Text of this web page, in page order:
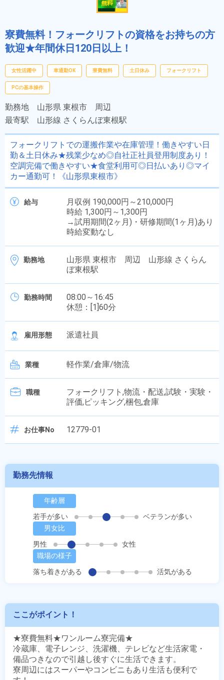
寮費無料！フォークリフトの資格をお持ちの方
歓迎★年間休日120日以上！
女性活躍中 車通勤OK 寮費無料 土日休み フォークリフト
PCの基本操作
勤務地 山形県 東根市 周辺
最寄駅 山形線 さくらんぼ東根駅
フォークリフトでの運搬作業や在庫管理！働きやすい日
勤＆土日休み★残業少なめ◎自社正社員登用制度あり！
空調完備で働きやすい★食堂利用可◎日払いあり◎マイ
カー通勤可！《山形県東根市》
給与
月収例 190,000円～210,000円
時給 1,300円～1,300円
→試用期間(2ヶ月)・研修期間(1ヶ月)あり
時給変動なし
勤務地
山形県 東根市 周辺 山形線 さくらん
ぼ東根駅
勤務時間
08:00～16:45
休憩：[1]60分
雇用形態 派遣社員
業種 軽作業/倉庫/物流
職種
フォークリフト,物流・配送,試験・実験・
評価,ピッキング,梱包,倉庫
お仕事No 12779-01
勤務先情報
年齢層
若手が多い
ベテランが多い
男女比
男性
女性
職場の様子
落ち着きがある
活気がある
ここがポイント！
★寮費無料★ワンルーム寮完備★
冷蔵庫、電子レンジ、洗濯機、テレビなど生活家電・
備品つきなので引越し後すぐに生活できます。
寮周辺にはスーパーやコンビニもあり生活も便利で